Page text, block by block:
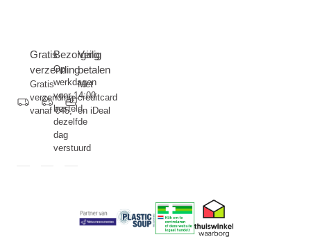
Gratis
verzending
Gratis
verzending
vanaf €45,-
Bezorging
Op
werkdagen
voor 14:00
besteld,
dezelfde
dag
verstuurd
Veilig
betalen
Met
creditcard
en iDeal